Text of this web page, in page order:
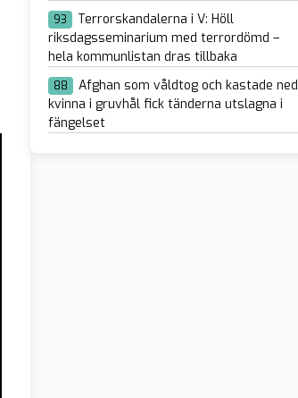
93
Terrorskandalerna i V: Höll
riksdagsseminarium med terrordömd –
hela kommunlistan dras tillbaka
88
Afghan som våldtog och kastade ned
kvinna i gruvhål fick tänderna utslagna i
fängelset